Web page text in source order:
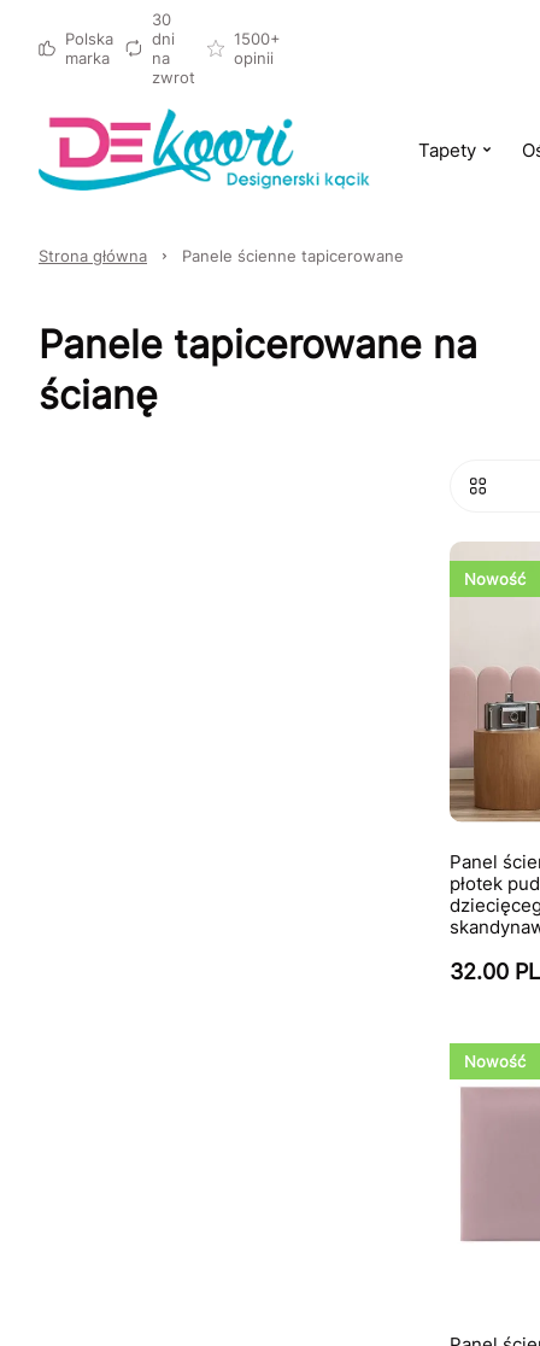
Polska
marka
30
dni
na
zwrot
1500+
opinii
Tapety
Strona główna Panele ścienne tapicerowane
Panele tapicerowane na
ścianę
Nowość
Panel
płotek
32.00
Nowość